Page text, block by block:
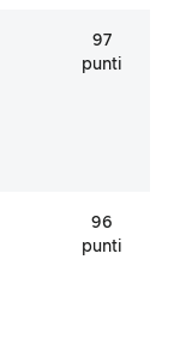
97
punti
96
punti